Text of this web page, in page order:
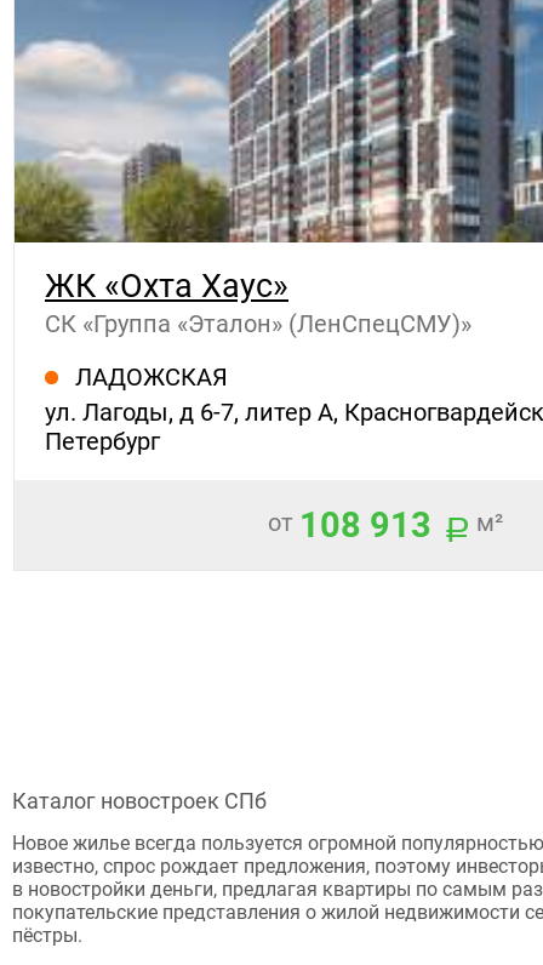
ЖК «Охта Хаус»
СК «Группа «Эталон» (ЛенСпецСМУ)»
ЛАДОЖСКАЯ
ул. Лагоды, д 6-7, литер А,
Петербург
от 108 913 м²
Каталог новостроек СПб
Новое жилье всегда пользуется огромной
известно, спрос рождает предложения, поэтому
в новостройки деньги, предлагая квартиры по самым
покупательские представления о жилой недвижимости
пёстры.